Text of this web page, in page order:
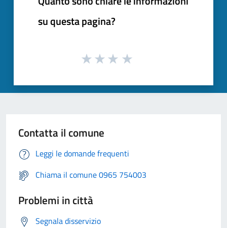
su questa pagina?
Contatta il comune
Leggi le domande frequenti
Chiama il comune 0965 754003
Problemi in città
Segnala disservizio